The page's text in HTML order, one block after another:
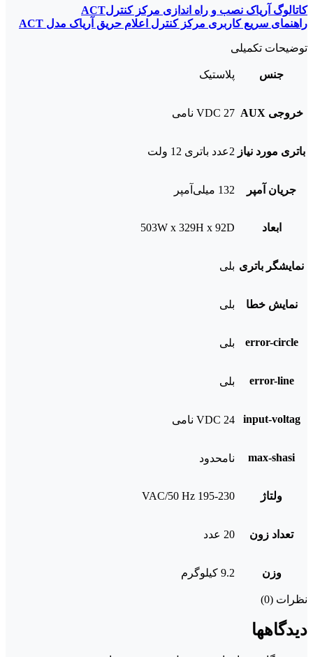
کاتالوگ آریاک نصب و راه اندازی مرکز کنترلACT
راهنمای سریع کاربری مرکز کنترل اعلام حریق آریاک مدل ACT
توضیحات تکمیلی
جنس پلاستیک
خروجی AUX 27 VDC نامی
باتری مورد نیاز 2عدد باتری 12 ولت
جریان آمپر 132 میلی‌آمپر
ابعاد 503W x 329H x 92D
نمایشگر باتری بلی
نمایش خطا بلی
error-circle بلی
error-line بلی
input-voltag 24 VDC نامی
max-shasi نامحدود
ولتاژ 195-230 VAC/50 Hz
تعداد زون 20 عدد
وزن 9.2 کیلوگرم
نظرات (0)
دیدگاهها